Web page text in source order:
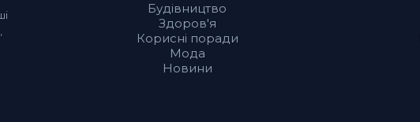
Будівництво
Здоров'я
Корисні поради
Мода
Новини